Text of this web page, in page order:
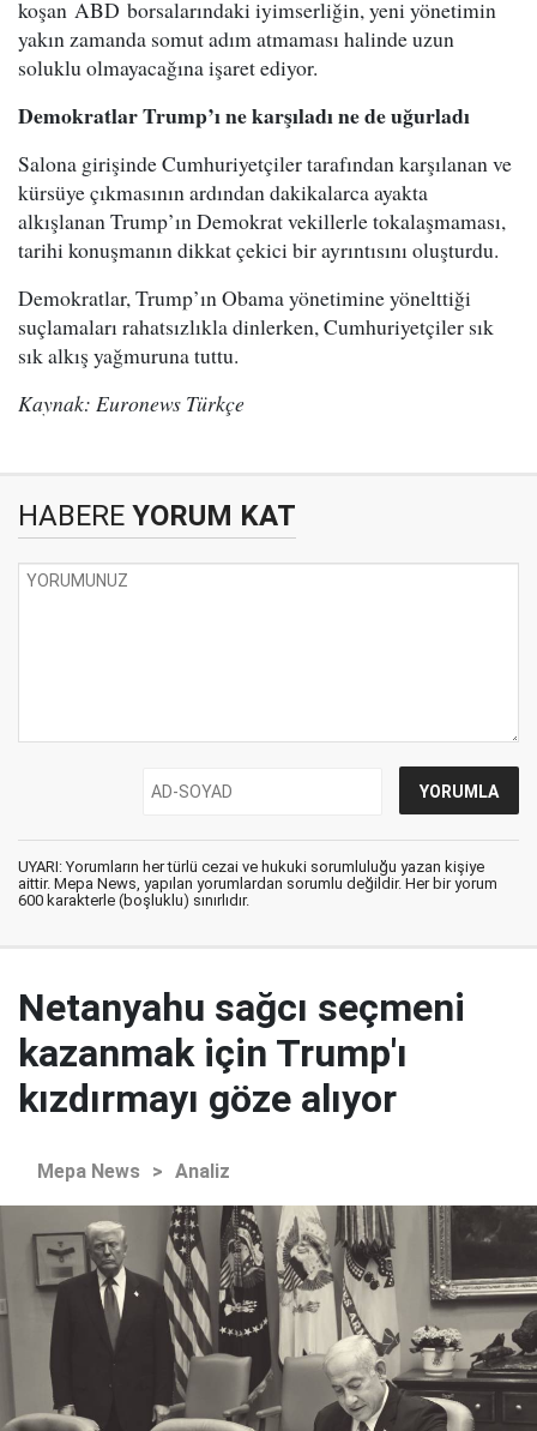
koşan ABD borsalarındaki iyimserliğin, yeni yönetimin
yakın zamanda somut adım atmaması halinde uzun
soluklu olmayacağına işaret ediyor.
Demokratlar Trump’ı ne karşıladı ne de uğurladı
Salona girişinde Cumhuriyetçiler tarafından karşılanan ve
kürsüye çıkmasının ardından dakikalarca ayakta
alkışlanan Trump’ın Demokrat vekillerle tokalaşmaması,
tarihi konuşmanın dikkat çekici bir ayrıntısını oluşturdu.
Demokratlar, Trump’ın Obama yönetimine yönelttiği
suçlamaları rahatsızlıkla dinlerken, Cumhuriyetçiler sık
sık alkış yağmuruna tuttu.
Kaynak: Euronews Türkçe
HABERE YORUM KAT
UYARI: Yorumların her türlü cezai ve hukuki sorumluluğu yazan kişiye
aittir. Mepa News, yapılan yorumlardan sorumlu değildir. Her bir yorum
600 karakterle (boşluklu) sınırlıdır.
Netanyahu sağcı seçmeni
kazanmak için Trump'ı
kızdırmayı göze alıyor
Mepa News > Analiz